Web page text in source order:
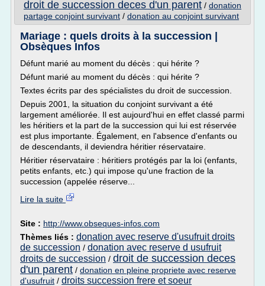
droit de succession deces d'un parent / donation
partage conjoint survivant / donation au conjoint survivant
Mariage : quels droits à la succession |
Obsèques Infos
Défunt marié au moment du décès : qui hérite ?
Défunt marié au moment du décès : qui hérite ?
Textes écrits par des spécialistes du droit de succession.
Depuis 2001, la situation du conjoint survivant a été
largement améliorée. Il est aujourd'hui en effet classé parmi
les héritiers et la part de la succession qui lui est réservée
est plus importante. Également, en l'absence d'enfants ou
de descendants, il deviendra héritier réservataire.
Héritier réservataire : héritiers protégés par la loi (enfants,
petits enfants, etc.) qui impose qu'une fraction de la
succession (appelée réserve...
Lire la suite
Site : http://www.obseques-infos.com
Thèmes liés : donation avec reserve d'usufruit droits
de succession / donation avec reserve d usufruit
droits de succession / droit de succession deces
d'un parent / donation en pleine propriete avec reserve
d'usufruit / droits succession frere et soeur